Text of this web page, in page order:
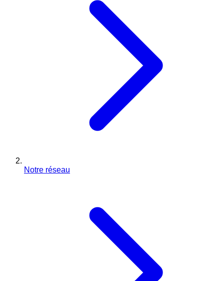
Notre réseau